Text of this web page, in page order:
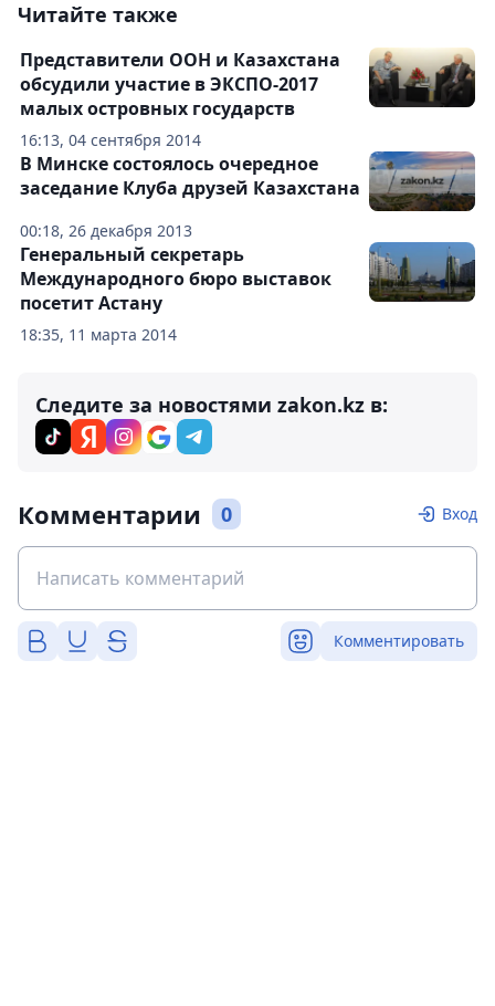
Читайте также
16:13, 04 сентября 2014
Представители ООН и Казахстана
обсудили участие в ЭКСПО-2017
малых островных государств
00:18, 26 декабря 2013
В Минске состоялось очередное
заседание Клуба друзей Казахстана
18:35, 11 марта 2014
Генеральный секретарь
Международного бюро выставок
посетит Астану
Следите за новостями zakon.kz в:
Комментарии 0 Вход
Комментировать